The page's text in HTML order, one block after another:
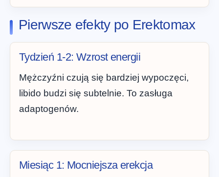
Pierwsze efekty po Erektomax
Tydzień 1-2: Wzrost energii
Mężczyźni czują się bardziej wypoczęci,
libido budzi się subtelnie. To zasługa
adaptogenów.
Miesiąc 1: Mocniejsza erekcja